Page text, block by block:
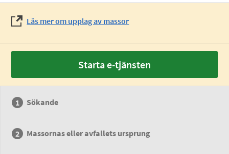
Läs mer om upplag av massor
Starta e-tjänsten
Sökande
Massornas eller avfallets ursprung